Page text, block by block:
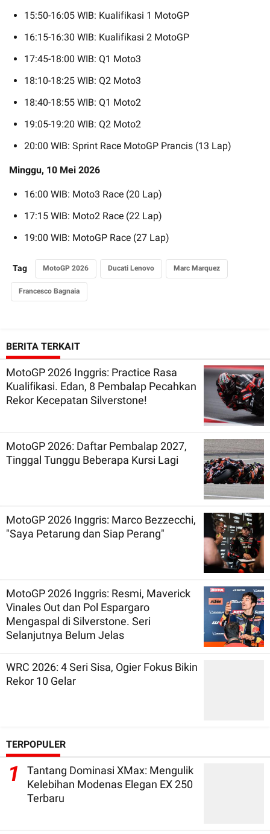
15:50-16:05 WIB: Kualifikasi 1 MotoGP
16:15-16:30 WIB: Kualifikasi 2 MotoGP
17:45-18:00 WIB: Q1 Moto3
18:10-18:25 WIB: Q2 Moto3
18:40-18:55 WIB: Q1 Moto2
19:05-19:20 WIB: Q2 Moto2
20:00 WIB: Sprint Race MotoGP Prancis (13 Lap)
Minggu, 10 Mei 2026
16:00 WIB: Moto3 Race (20 Lap)
17:15 WIB: Moto2 Race (22 Lap)
19:00 WIB: MotoGP Race (27 Lap)
Tag MotoGP 2026 Ducati Lenovo Marc Marquez
Francesco Bagnaia
BERITA TERKAIT
MotoGP 2026 Inggris: Practice Rasa
Kualifikasi. Edan, 8 Pembalap Pecahkan
Rekor Kecepatan Silverstone!
MotoGP 2026: Daftar Pembalap 2027,
Tinggal Tunggu Beberapa Kursi Lagi
MotoGP 2026 Inggris: Marco Bezzecchi,
"Saya Petarung dan Siap Perang"
MotoGP 2026 Inggris: Resmi, Maverick
Vinales Out dan Pol Espargaro
Mengaspal di Silverstone. Seri
Selanjutnya Belum Jelas
WRC 2026: 4 Seri Sisa, Ogier Fokus Bikin
Rekor 10 Gelar
TERPOPULER
1
Tantang Dominasi XMax: Mengulik
Kelebihan Modenas Elegan EX 250
Terbaru